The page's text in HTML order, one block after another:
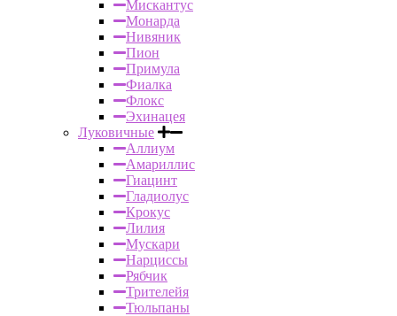
Мискантус
Монарда
Нивяник
Пион
Примула
Фиалка
Флокс
Эхинацея
Луковичные
Аллиум
Амариллис
Гиацинт
Гладиолус
Крокус
Лилия
Мускари
Нарциссы
Рябчик
Трителейя
Тюльпаны